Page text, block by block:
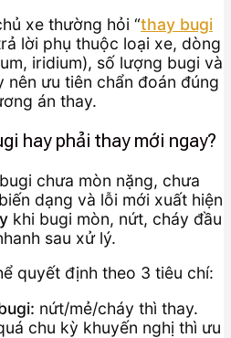
xe thường hỏi “thay bugi
lời phụ thuộc loại xe, dòng
iridium), số lượng bugi và
ưu tiên chẩn đoán đúng
án thay.
hay phải thay mới ngay?
chưa mòn nặng, chưa
dạng và lỗi mới xuất hiện
khi bugi mòn, nứt, cháy đầu
sau xử lý.
quyết định theo 3 tiêu chí:
nứt/mẻ/cháy thì thay.
chu kỳ khuyến nghị thì ưu